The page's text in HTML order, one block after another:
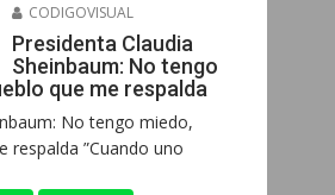
CODIGOVISUAL
Presidenta Claudia
Sheinbaum: No tengo
que me respalda
No tengo miedo,
respalda ”Cuando uno